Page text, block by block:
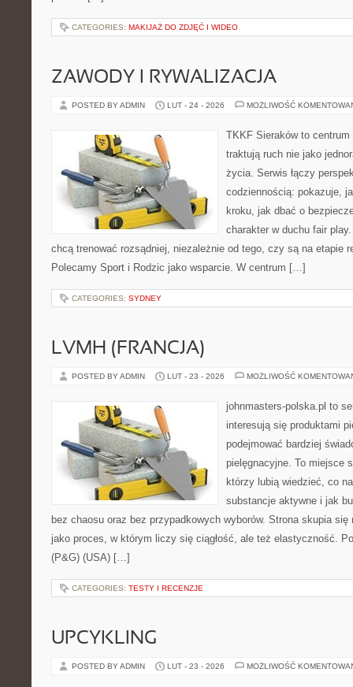
CATEGORIES: MAKIJAŻ DO ZDJĘĆ I WIDEO
ZAWODY I RYWALIZACJA
POSTED BY ADMIN LUT - 24 - 2026 MOŻLIWOŚĆ
TKKF Sieraków to
traktują ruch nie jako
życia. Serwis łączy
codziennością: pokazuje,
kroku, jak dbać o
charakter w duchu fair
chcą trenować rozsądniej, niezależnie od tego, czy są na etapie
Polecamy Sport i Rodzic jako wsparcie. W centrum […]
CATEGORIES: SYDNEY
LVMH (FRANCJA)
POSTED BY ADMIN LUT - 23 - 2026 MOŻLIWOŚĆ
johnmasters-polska.pl to
interesują się produktami
podejmować bardziej
pielęgnacyjne. To miejsce
którzy lubią wiedzieć, co
substancje aktywne i jak
bez chaosu oraz bez przypadkowych wyborów. Strona skupia się
jako proces, w którym liczy się ciągłość, ale też elastyczność.
(P&G) (USA) […]
CATEGORIES: TESTY I RECENZJE
UPCYKLING
POSTED BY ADMIN LUT - 23 - 2026 MOŻLIWOŚĆ